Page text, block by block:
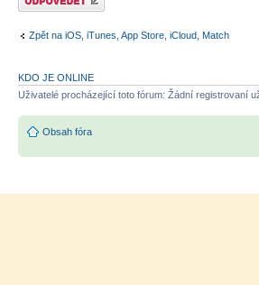
Zpět na iOS, iTunes, App Store, iCloud, Match
KDO JE ONLINE
Uživatelé procházející toto fórum: Žádní registrovaní
Obsah fóra